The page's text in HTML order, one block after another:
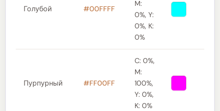
Голубой #00FFFF
M:
0%, Y:
0%, K:
0%
Пурпурный #FF00FF
C: 0%,
M:
100%,
Y: 0%,
K: 0%